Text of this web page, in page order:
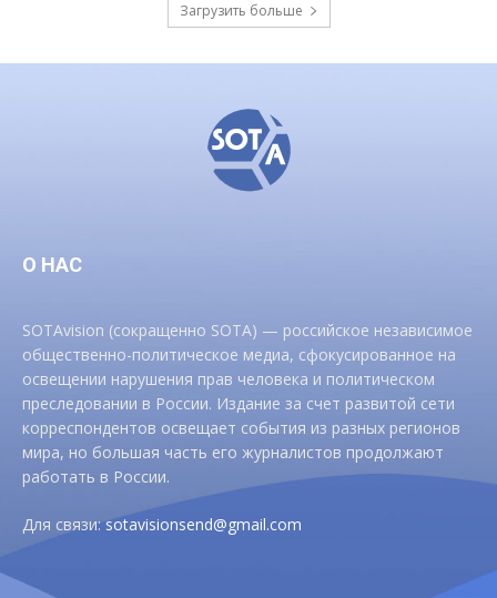
Загрузить больше
О НАС
SOTAvision (сокращенно SOTA) — российское независимое
общественно-политическое медиа, сфокусированное на
освещении нарушения прав человека и политическом
преследовании в России. Издание за счет развитой сети
корреспондентов освещает события из разных регионов
мира, но большая часть его журналистов продолжают
работать в России.
Для связи:sotavisionsend@gmail.com